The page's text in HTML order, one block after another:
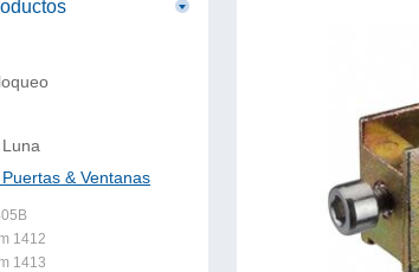
& Ventanas
1412
1413